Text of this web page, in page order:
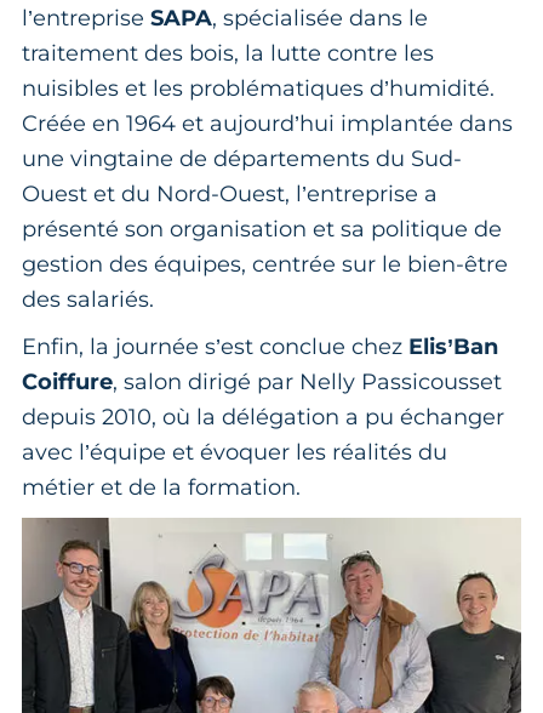
l’entreprise SAPA, spécialisée dans le
traitement des bois, la lutte contre les
nuisibles et les problématiques d’humidité.
Créée en 1964 et aujourd’hui implantée dans
une vingtaine de départements du Sud-
Ouest et du Nord-Ouest, l’entreprise a
présenté son organisation et sa politique de
gestion des équipes, centrée sur le bien-être
des salariés.
Enfin, la journée s’est conclue chez Elis’Ban
Coiffure, salon dirigé par Nelly Passicousset
depuis 2010, où la délégation a pu échanger
avec l’équipe et évoquer les réalités du
métier et de la formation.